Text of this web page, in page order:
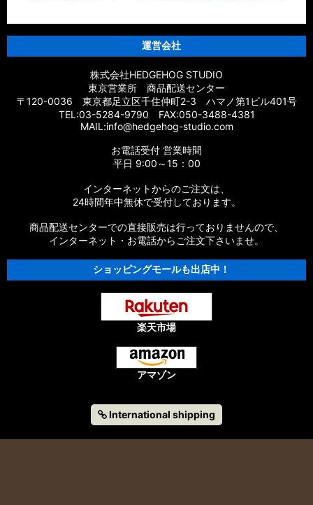
運営会社
株式会社HEDGEHOG STUDIO
東京営業所 商品配送センター
〒120-0036 東京都足立区千住仲町2-3 ハマノ第1ビル401号
TEL:03-5284-9790 FAX:050-3488-4381
MAIL:info@hedgehog-studio.com
お電話受付 営業時間
平日 9:00～15：00
インターネットからのご注文は、
24時間年中無休で受付しております。
商品配送センターでの直接販売は行っておりませんので、
インターネット・お電話からご注文下さいませ。
ショッピングモールも出店中！
楽天市場
アマゾン
International shipping